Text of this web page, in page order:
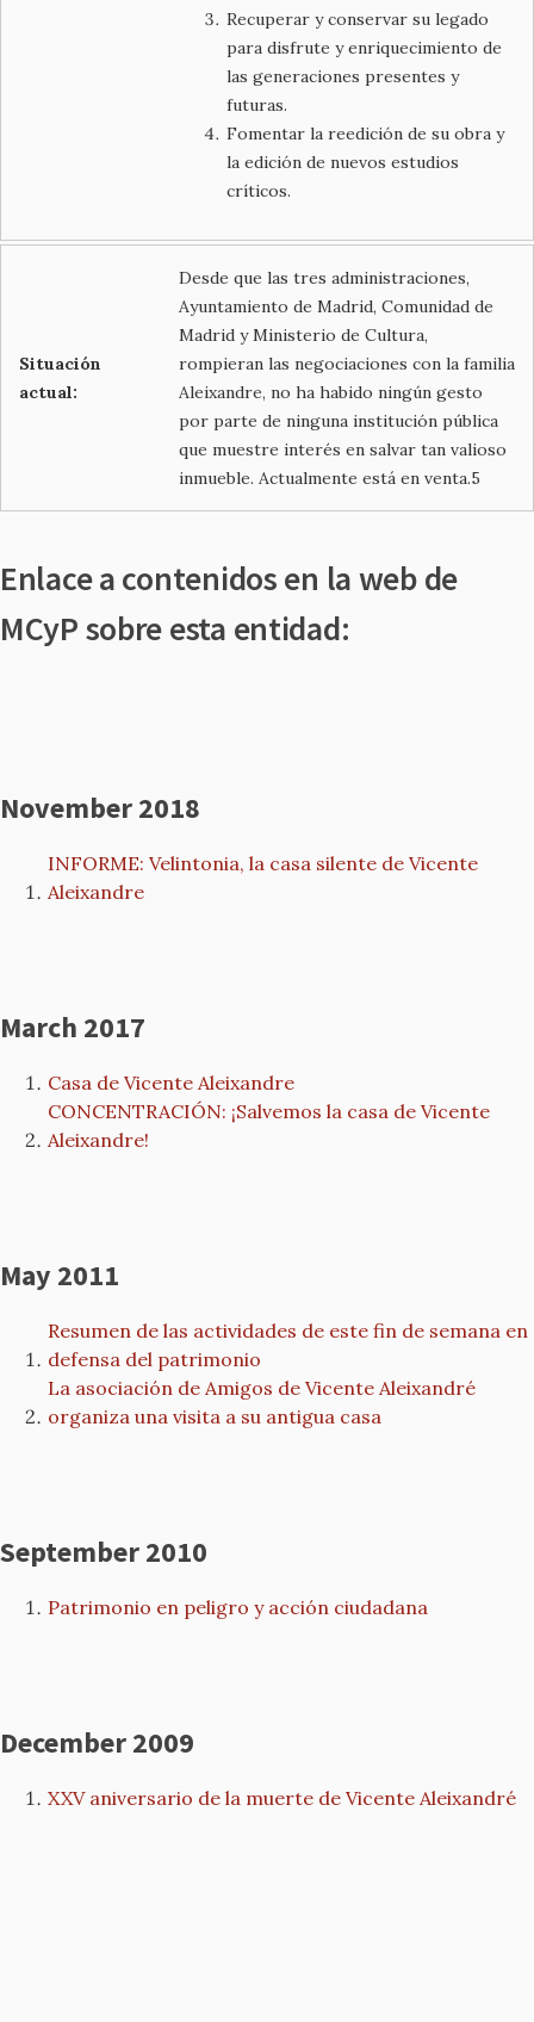
Recuperar y conservar su legado
para disfrute y enriquecimiento de
las generaciones presentes y
futuras.
Fomentar la reedición de su obra y
la edición de nuevos estudios
críticos.
Situación
actual:
Desde que las tres administraciones,
Ayuntamiento de Madrid, Comunidad de
Madrid y Ministerio de Cultura,
rompieran las negociaciones con la familia
Aleixandre, no ha habido ningún gesto
por parte de ninguna institución pública
que muestre interés en salvar tan valioso
inmueble. Actualmente está en venta.5
Enlace a contenidos en la web de
MCyP sobre esta entidad:
November 2018
INFORME: Velintonia, la casa silente de Vicente
Aleixandre
March 2017
Casa de Vicente Aleixandre
CONCENTRACIÓN: ¡Salvemos la casa de Vicente
Aleixandre!
May 2011
Resumen de las actividades de este fin de semana en
defensa del patrimonio
La asociación de Amigos de Vicente Aleixandré
organiza una visita a su antigua casa
September 2010
Patrimonio en peligro y acción ciudadana
December 2009
XXV aniversario de la muerte de Vicente Aleixandré